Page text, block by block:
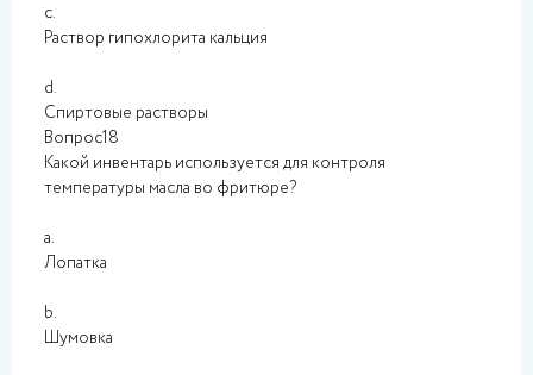
c.
Раствор гипохлорита кальция
d.
Спиртовые растворы
Вопрос18
Какой инвентарь используется для контроля
температуры масла во фритюре?
a.
Лопатка
b.
Шумовка